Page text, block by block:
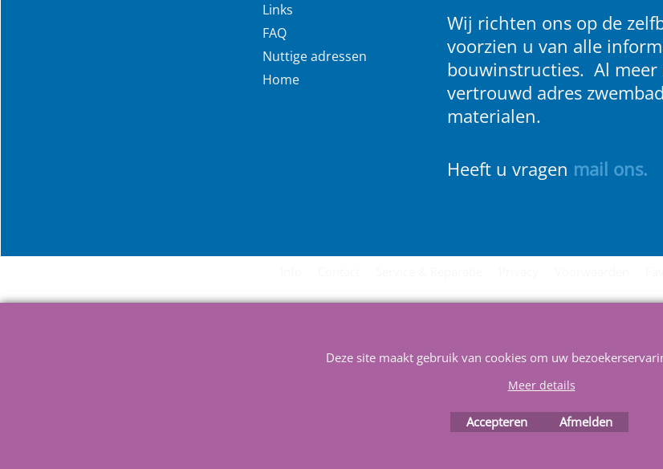
Links
FAQ
Nuttige adressen
Home
Wij richten ons op de
voorzien u van alle
bouwinstructies. Al meer
vertrouwd adres
materialen.
Heeft u vragen mail ons.
Deze site maakt gebruik van cookies om uw
Meer details
Accepteren Afmelden